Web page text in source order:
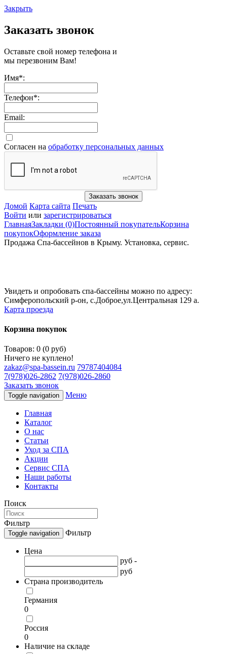
Закрыть
Заказать звонок
Оставьте свой номер телефона и
мы перезвоним Вам!
Имя*:
Телефон*:
Email:
Согласен на обработку персональных данных
Заказать звонок
Домой Карта сайта Печать
Войти или зарегистрироваться
ГлавнаяЗакладки (0)Постоянный покупательКорзина
покупокОформление заказа
Продажа Спа-бассейнов в Крыму. Установка, сервис.
Увидеть и опробовать спа-бассейны можно по адресу:
Симферопольский р-он, с.Доброе,ул.Центральная 129 а.
Карта проезда
Корзина покупок
Товаров: 0 (0 руб)
Ничего не куплено!
zakaz@spa-bassein.ru 79787404084
7(978)026-2862 7(978)026-2860
Заказать звонок
Toggle navigation Меню
Главная
Каталог
О нас
Статьи
Уход за СПА
Акции
Сервис СПА
Наши работы
Контакты
Поиск
Фильтр
Toggle navigation Фильтр
Цена
руб -
руб
Страна производитель
Германия
0
Россия
0
Наличие на складе